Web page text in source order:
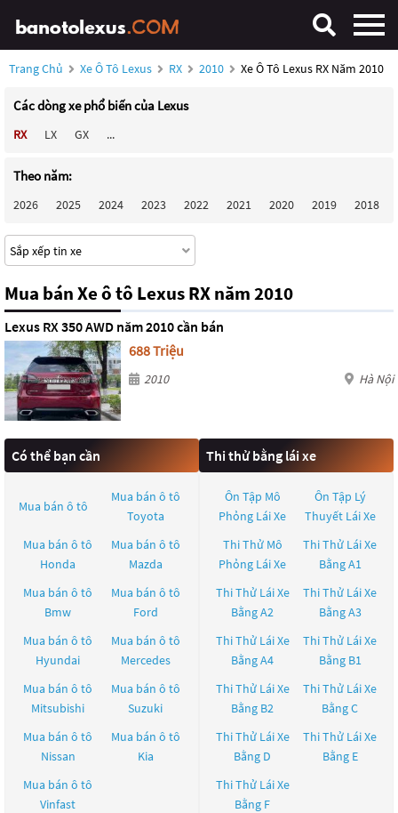
Trang Chủ Xe Ô Tô Lexus RX 2010 Xe Ô Tô Lexus RX Năm 2010
Các dòng xe phổ biến của Lexus
RX LX GX ...
Theo năm:
2026 2025 2024 2023 2022 2021 2020 2019 2018
Mua bán Xe ô tô Lexus RX năm 2010
Lexus RX 350 AWD năm 2010 cần bán
688 Triệu
2010 Hà Nội
Có thể bạn cần
Mua bán ô tô
Mua bán ô tô
Toyota
Mua bán ô tô
Honda
Mua bán ô tô
Mazda
Mua bán ô tô
Bmw
Mua bán ô tô
Ford
Mua bán ô tô
Hyundai
Mua bán ô tô
Mercedes
Mua bán ô tô
Mitsubishi
Mua bán ô tô
Suzuki
Mua bán ô tô
Nissan
Mua bán ô tô
Kia
Mua bán ô tô
Vinfast
Thi thử bằng lái xe
Ôn Tập Mô
Phỏng Lái Xe
Ôn Tập Lý
Thuyết Lái Xe
Thi Thử Mô
Phỏng Lái Xe
Thi Thử Lái Xe
Bằng A1
Thi Thử Lái Xe
Bằng A2
Thi Thử Lái Xe
Bằng A3
Thi Thử Lái Xe
Bằng A4
Thi Thử Lái Xe
Bằng B1
Thi Thử Lái Xe
Bằng B2
Thi Thử Lái Xe
Bằng C
Thi Thử Lái Xe
Bằng D
Thi Thử Lái Xe
Bằng E
Thi Thử Lái Xe
Bằng F